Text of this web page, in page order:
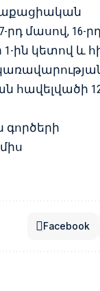
րդ մասով, 16-
1-ին կետով և
հավելվածի
գործերի
Facebook